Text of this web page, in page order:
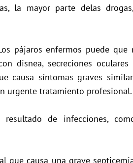
la mayor parte delas
pájaros enfermos puede que
disnea, secreciones oculares
causa síntomas graves
urgente tratamiento profesional.
de infecciones,
que causa una grave